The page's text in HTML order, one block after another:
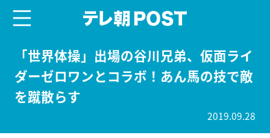
「世界体操」出場の谷川兄弟、仮面ライ
ダーゼロワンとコラボ！あん馬の技で敵
を蹴散らす
2019.09.28